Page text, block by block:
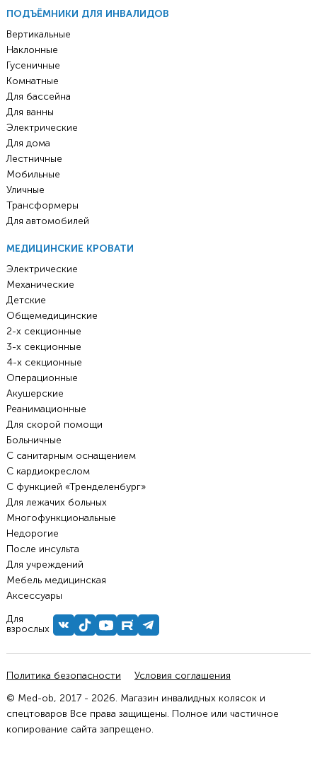
ПОДЪЁМНИКИ ДЛЯ ИНВАЛИДОВ
Вертикальные
Наклонные
Гусеничные
Комнатные
Для бассейна
Для ванны
Электрические
Для дома
Лестничные
Мобильные
Уличные
Трансформеры
Для автомобилей
МЕДИЦИНСКИЕ КРОВАТИ
Электрические
Механические
Детские
Общемедицинские
2-х секционные
3-х секционные
4-х секционные
Операционные
Акушерские
Реанимационные
Для скорой помощи
Больничные
С санитарным оснащением
С кардиокреслом
С функцией «Тренделенбург»
Для лежачих больных
Многофункциональные
Недорогие
После инсульта
Для учреждений
Мебель медицинская
Аксессуары
Для
взрослых
Политика безопасности
Условия соглашения
© Med-ob, 2017 - 2026. Магазин инвалидных колясок и
спецтоваров Все права защищены. Полное или частичное
копирование сайта запрещено.